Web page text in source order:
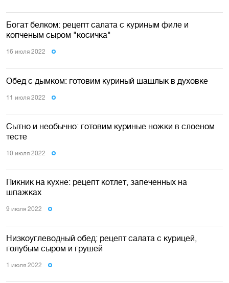
Богат белком: рецепт салата с куриным филе и
копченым сыром "косичка"
16 июля 2022
Обед с дымком: готовим куриный шашлык в духовке
11 июля 2022
Сытно и необычно: готовим куриные ножки в слоеном
тесте
10 июля 2022
Пикник на кухне: рецепт котлет, запеченных на
шпажках
9 июля 2022
Низкоуглеводный обед: рецепт салата с курицей,
голубым сыром и грушей
1 июля 2022